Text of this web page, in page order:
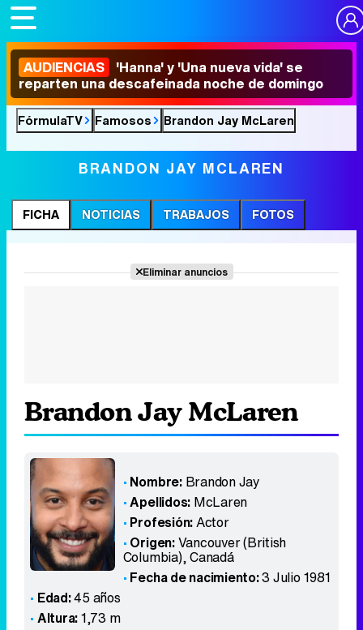
AUDIENCIAS 'Hanna' y 'Una nueva vida' se
reparten una descafeinada noche de domingo
FórmulaTV Famosos Brandon Jay McLaren
BRANDON JAY MCLAREN
FICHA NOTICIAS TRABAJOS FOTOS
Eliminar anuncios
Brandon Jay McLaren
Nombre: Brandon Jay
Apellidos: McLaren
Profesión:Actor
Origen:Vancouver (British
Columbia),Canadá
Fecha de nacimiento:3 Julio 1981
Edad:45 años
Altura:1,73 m